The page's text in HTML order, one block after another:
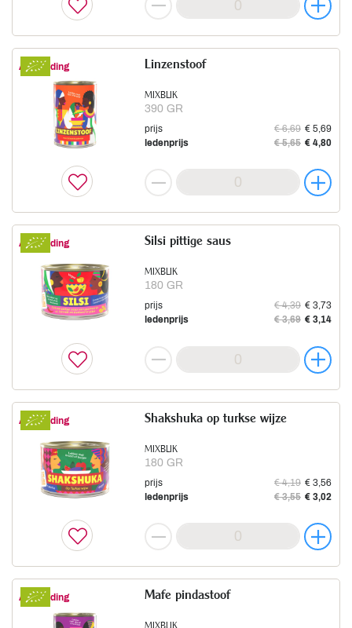
Aanbieding
MIXBLIK
390 GR
Linzenstoof
prijs € 6,69 € 5,69
ledenprijs
€ 5,65 € 4,80
Aanbieding
MIXBLIK
180 GR
Silsi pittige saus
prijs € 4,39 € 3,73
ledenprijs
€ 3,69 € 3,14
Aanbieding
MIXBLIK
180 GR
Shakshuka op turkse wijze
prijs € 4,19 € 3,56
ledenprijs
€ 3,55 € 3,02
Aanbieding
MIXBLIK
Mafe pindastoof